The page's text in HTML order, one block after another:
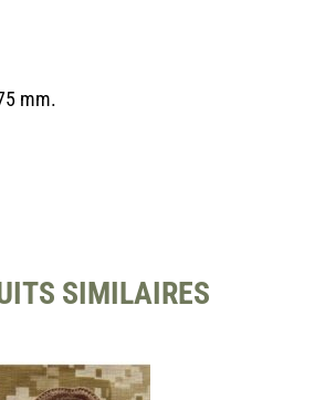
mm.
SIMILAIRES